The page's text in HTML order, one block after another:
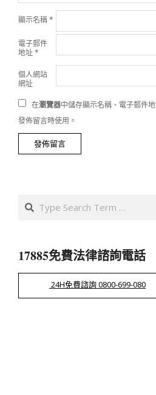
顯示名稱*
電子郵件
地址*
個人網站
網址
在瀏覽器中儲存顯示名稱、電子郵件
發佈留言時使用。
Search
17885免費法律諮詢電話
24H免費諮詢 0800-699-080